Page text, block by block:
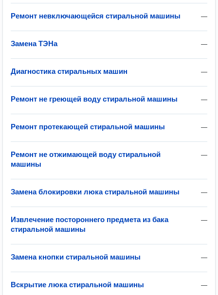
—
Ремонт невключающейся стиральной машины
—
Замена ТЭНа
—
Диагностика стиральных машин
—
Ремонт не греющей воду стиральной машины
—
Ремонт протекающей стиральной машины
—
Ремонт не отжимающей воду стиральной
машины
—
Замена блокировки люка стиральной машины
—
Извлечение постороннего предмета из бака
стиральной машины
—
Замена кнопки стиральной машины
—
Вскрытие люка стиральной машины